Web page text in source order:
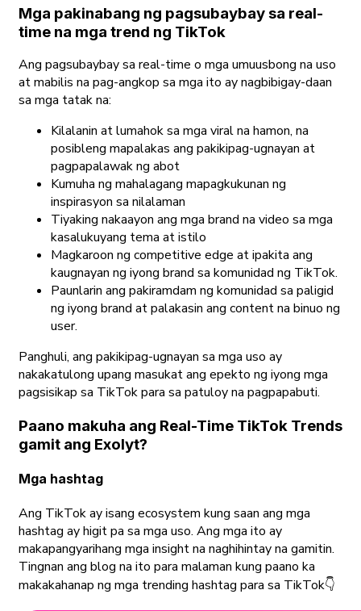
Mga pakinabang ng pagsubaybay sa real-
time na mga trend ng TikTok
Ang pagsubaybay sa real-time o mga umuusbong na uso
at mabilis na pag-angkop sa mga ito ay nagbibigay-daan
sa mga tatak na:
Kilalanin at lumahok sa mga viral na hamon, na
posibleng mapalakas ang pakikipag-ugnayan at
pagpapalawak ng abot
Kumuha ng mahalagang mapagkukunan ng
inspirasyon sa nilalaman
Tiyaking nakaayon ang mga brand na video sa mga
kasalukuyang tema at istilo
Magkaroon ng competitive edge at ipakita ang
kaugnayan ng iyong brand sa komunidad ng TikTok.
Paunlarin ang pakiramdam ng komunidad sa paligid
ng iyong brand at palakasin ang content na binuo ng
user.
Panghuli, ang pakikipag-ugnayan sa mga uso ay
nakakatulong upang masukat ang epekto ng iyong mga
pagsisikap sa TikTok para sa patuloy na pagpapabuti.
Paano makuha ang Real-Time TikTok Trends
gamit ang Exolyt?
Mga hashtag
Ang TikTok ay isang ecosystem kung saan ang mga
hashtag ay higit pa sa mga uso. Ang mga ito ay
makapangyarihang mga insight na naghihintay na gamitin.
Tingnan ang blog na ito para malaman kung paano ka
makakahanap ng mga trending hashtag para sa TikTok👇